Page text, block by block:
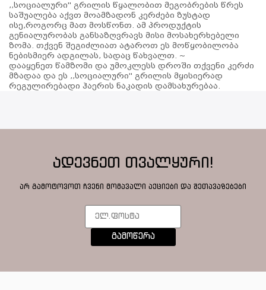
,,სოციალური'' გრილის წყალობით მეგობრების წრეს
საშუალება აქვთ მოამზადონ კერძები ზუსტად
ისე,როგორც მათ მოსწონთ. ამ პროდუქტის
გენიალურობას განსაზღვრავს მისი მოსახერხებელი
ზომა. თქვენ შეგიძლიათ ატაროთ ეს მოწყობილობა
ნებისმიერ ადგილას, სადაც წახვალთ. ~
დააყენეთ წამზომი და უმოკლესს დროში თქვენი კერძი
მზადაა და ეს ,,სოციალური'' გრილის მყისიერად
რეგულირებადი ჰაერის ნაკადის დამსახურებაა.
ადევნეთ თვალყური!
არ გამოტოვოთ ჩვენი მომავალი აქციები და შეთავაზებები
გამოწერა